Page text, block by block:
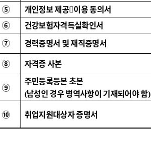
⑤
개인정보 제공이용 동의서
⑥
건강보험자격득실확인서
⑦ 경력증명서 및 재직증명서
⑧
자격증 사본
⑨
주민등록등본 초본
(남성인 경우 병역사항이 기재되어야 함)
⑩ 취업지원대상자 증명서